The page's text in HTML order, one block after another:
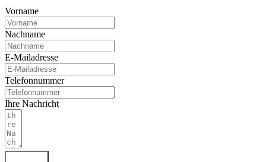
Vorname
Nachname
E-Mailadresse
Telefonnummer
Ihre Nachricht